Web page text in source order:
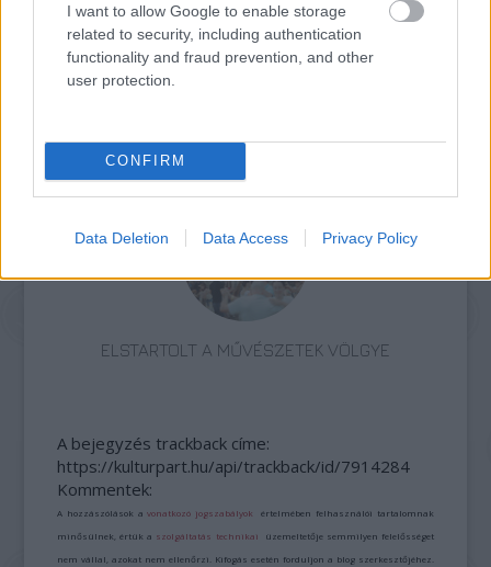
I want to allow Google to enable storage
related to security, including authentication
functionality and fraud prevention, and other
user protection.
CONFIRM
Data Deletion Data Access Privacy Policy
MELYBEN A BUDAPEST SCORING ORCHESTRA IS
KÖZREMŰKÖDÖTT
ELSTARTOLT A MŰVÉSZETEK VÖLGYE
A bejegyzés trackback címe:
https://kulturpart.hu/api/trackback/id/7914284
Kommentek:
A hozzászólások avonatkozó jogszabályok értelmében felhasználói tartalomnak
minősülnek, értük a szolgáltatás technikai üzemeltetője semmilyen felelősséget
nem vállal, azokat nem ellenőrzi. Kifogás esetén forduljon a blog szerkesztőjéhez.